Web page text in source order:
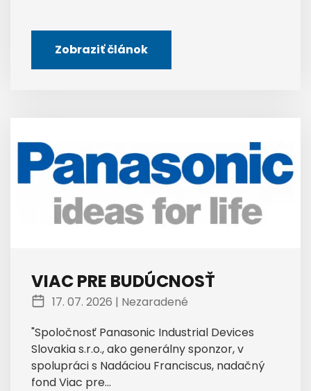
Zobraziť článok
VIAC PRE BUDÚCNOSŤ
17. 07. 2026 | Nezaradené
"Spoločnosť Panasonic Industrial Devices
Slovakia s.r.o., ako generálny sponzor, v
spolupráci s Nadáciou Franciscus, nadačný
fond Viac pre...